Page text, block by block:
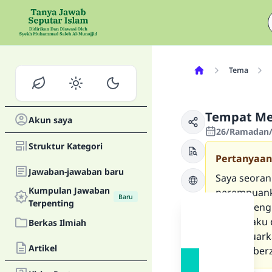
Akun saya
Struktur Kategori
Jawaban-jawaban baru
Kumpulan Jawaban
Terpenting
Baru
Berkas Ilmiah
Artikel
Tema
Tempat
26/
Pertanyaan
Saya
harus
mereka